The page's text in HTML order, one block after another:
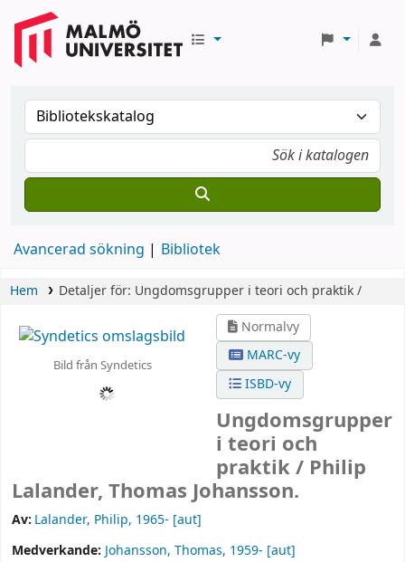
Avancerad sökning Bibliotek
Hem Detaljer för: Ungdomsgrupper i teori och praktik /
Bild från Syndetics
Normalvy
MARC-vy
ISBD-vy
Ungdomsgrupper
i teori och
praktik / Philip
Lalander, Thomas Johansson.
Av: Lalander, Philip, 1965- [aut]
Medverkande: Johansson, Thomas, 1959- [aut]